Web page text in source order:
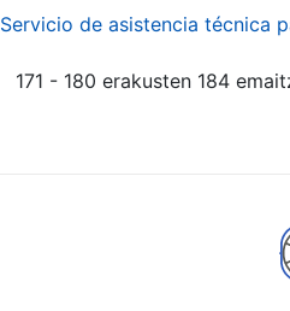
Servicio de asistencia técnica
171 - 180 erakusten 184